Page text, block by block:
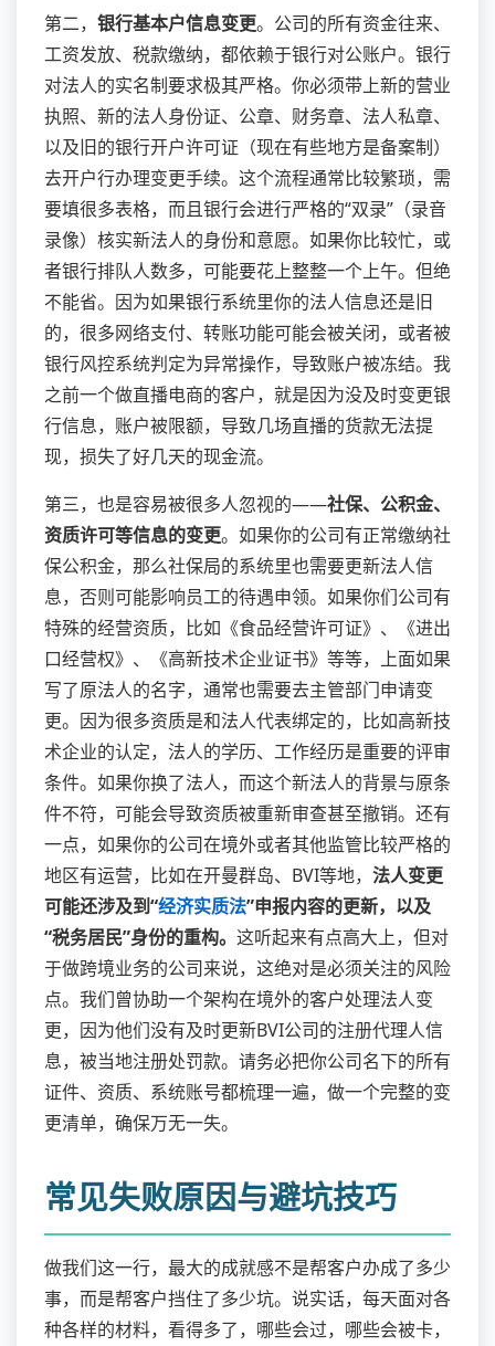
第二， 银行基本户信息变更。公司的所有资金往来、
工资发放、税款缴纳，都依赖于银行对公账户。银行
对法人的实名制要求极其严格。你必须带上新的营业
执照、新的法人身份证、公章、财务章、法人私章、
以及旧的银行开户许可证（现在有些地方是备案制）
去开户行办理变更手续。这个流程通常比较繁琐，需
要填很多表格，而且银行会进行严格的“双录”（录音
录像）核实新法人的身份和意愿。如果你比较忙，或
者银行排队人数多，可能要花上整整一个上午。但绝
不能省。因为如果银行系统里你的法人信息还是旧
的，很多网络支付、转账功能可能会被关闭，或者被
银行风控系统判定为异常操作，导致账户被冻结。我
之前一个做直播电商的客户，就是因为没及时变更银
行信息，账户被限额，导致几场直播的货款无法提
现，损失了好几天的现金流。
第三，也是容易被很多人忽视的——社保、公积金、
资质许可等信息的变更。如果你的公司有正常缴纳社
保公积金，那么社保局的系统里也需要更新法人信
息，否则可能影响员工的待遇申领。如果你们公司有
特殊的经营资质，比如《食品经营许可证》、《进出
口经营权》、《高新技术企业证书》等等，上面如果
写了原法人的名字，通常也需要去主管部门申请变
更。因为很多资质是和法人代表绑定的，比如高新技
术企业的认定，法人的学历、工作经历是重要的评审
条件。如果你换了法人，而这个新法人的背景与原条
件不符，可能会导致资质被重新审查甚至撤销。还有
一点，如果你的公司在境外或者其他监管比较严格的
地区有运营，比如在开曼群岛、BVI等地， 法人变更
可能还涉及到“经济实质法”申报内容的更新，以及
“税务居民”身份的重构。 这听起来有点高大上，但对
于做跨境业务的公司来说，这绝对是必须关注的风险
点。我们曾协助一个架构在境外的客户处理法人变
更，因为他们没有及时更新BVI公司的注册代理人信
息，被当地注册处罚款。请务必把你公司名下的所有
证件、资质、系统账号都梳理一遍，做一个完整的变
更清单，确保万无一失。
常见失败原因与避坑技巧
做我们这一行，最大的成就感不是帮客户办成了多少
事，而是帮客户挡住了多少坑。说实话，每天面对各
种各样的材料，看得多了，哪些会过，哪些会被卡，